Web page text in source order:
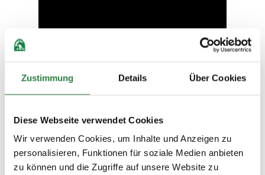
Zustimmung Details Über Cookies
Diese Webseite verwendet Cookies
Wir verwenden Cookies, um Inhalte und Anzeigen zu
personalisieren, Funktionen für soziale Medien anbieten
zu können und die Zugriffe auf unsere Website zu